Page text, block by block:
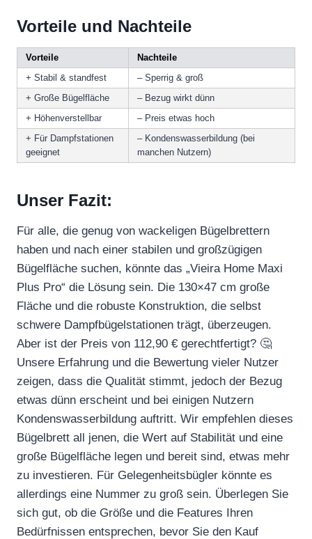
Vorteile und Nachteile
Vorteile
Nachteile
+ Stabil & standfest
– Sperrig & groß
+ Große Bügelfläche
– Bezug wirkt dünn
+ Höhenverstellbar
– Preis etwas hoch
+ Für Dampfstationen
geeignet
– Kondenswasserbildung (bei
manchen Nutzern)
Unser Fazit:
Für alle, die genug von wackeligen Bügelbrettern
haben und nach einer stabilen und großzügigen
Bügelfläche suchen, könnte das „Vieira Home Maxi
Plus Pro“ die Lösung sein. Die 130×47 cm große
Fläche und die robuste Konstruktion, die selbst
schwere Dampfbügelstationen trägt, überzeugen.
Aber ist der Preis von 112,90 € gerechtfertigt? 🤔
Unsere Erfahrung und die Bewertung vieler Nutzer
zeigen, dass die Qualität stimmt, jedoch der Bezug
etwas dünn erscheint und bei einigen Nutzern
Kondenswasserbildung auftritt. Wir empfehlen dieses
Bügelbrett all jenen, die Wert auf Stabilität und eine
große Bügelfläche legen und bereit sind, etwas mehr
zu investieren. Für Gelegenheitsbügler könnte es
allerdings eine Nummer zu groß sein. Überlegen Sie
sich gut, ob die Größe und die Features Ihren
Bedürfnissen entsprechen, bevor Sie den Kauf